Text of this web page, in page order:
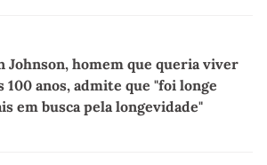
Johnson, homem que queria viver
100 anos, admite que "foi longe
em busca pela longevidade"